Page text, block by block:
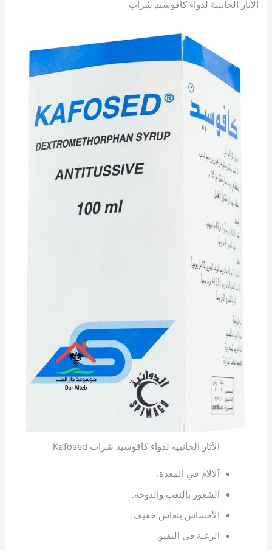
الآثار الجانبية لدواء كافوسيد شراب
الآثار الجانبية لدواء كافوسيد شراب Kafosed
آلالام في المعدة.
الشعور بالتعب والدوخة.
الأحساس بنعاس خفيف.
الرغبة في التقيؤ.